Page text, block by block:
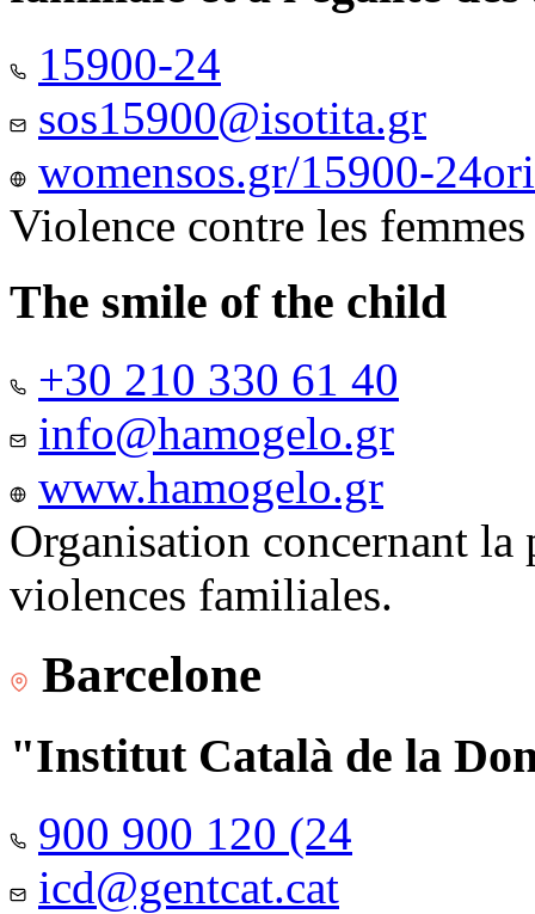
15900-24
sos15900@isotita.gr
womensos.gr/15900-
Violence contre les femmes
The smile of the child
+30 210 330 61 40
info@hamogelo.gr
www.hamogelo.gr
Organisation concernant
violences familiales.
Barcelone
"Institut Català de la
900 900 120 (24
icd@gentcat.cat